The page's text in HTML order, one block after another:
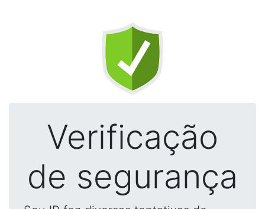
Verificação
de segurança